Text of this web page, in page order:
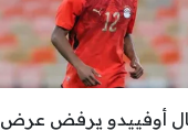
أوفييدو يرفض عرض